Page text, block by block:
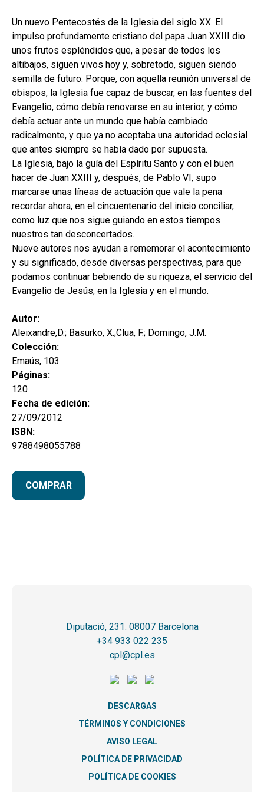
BUSCAR
CAT
ESP
Un nuevo Pentecostés de la Iglesia del siglo XX. El
impulso profundamente cristiano del papa Juan XXIII dio
unos frutos espléndidos que, a pesar de todos los
altibajos, siguen vivos hoy y, sobretodo, siguen siendo
semilla de futuro. Porque, con aquella reunión universal de
obispos, la Iglesia fue capaz de buscar, en las fuentes del
Evangelio, cómo debía renovarse en su interior, y cómo
debía actuar ante un mundo que había cambiado
radicalmente, y que ya no aceptaba una autoridad eclesial
que antes siempre se había dado por supuesta.
La Iglesia, bajo la guía del Espíritu Santo y con el buen
hacer de Juan XXIII y, después, de Pablo VI, supo
marcarse unas líneas de actuación que vale la pena
recordar ahora, en el cincuentenario del inicio conciliar,
como luz que nos sigue guiando en estos tiempos
nuestros tan desconcertados.
Nueve autores nos ayudan a rememorar el acontecimiento
y su significado, desde diversas perspectivas, para que
podamos continuar bebiendo de su riqueza, el servicio del
Evangelio de Jesús, en la Iglesia y en el mundo.
Autor:
Aleixandre,D.; Basurko, X.;Clua, F.; Domingo, J.M.
Colección:
Emaús, 103
Páginas:
120
Fecha de edición:
27/09/2012
ISBN:
9788498055788
COMPRAR
Diputació, 231. 08007 Barcelona
+34 933 022 235
cpl@cpl.es
DESCARGAS
TÉRMINOS Y CONDICIONES
AVISO LEGAL
POLÍTICA DE PRIVACIDAD
POLÍTICA DE COOKIES